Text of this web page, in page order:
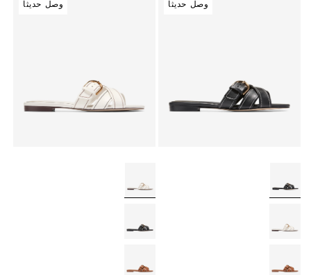
وصل حديثاً وصل حديثاً